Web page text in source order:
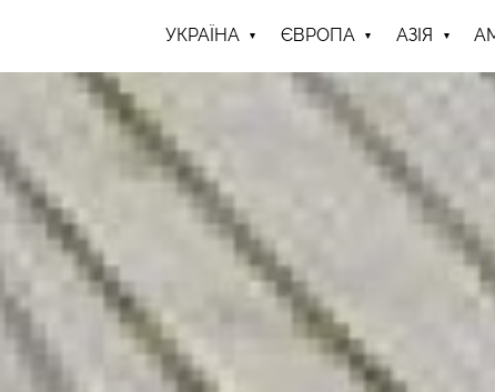
УКРАЇНА ЄВРОПА АЗІЯ